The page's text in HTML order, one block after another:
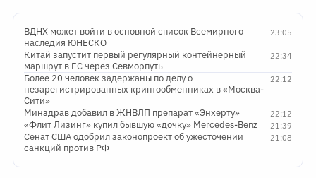
23:05
ВДНХ может войти в основной список Всемирного
наследия ЮНЕСКО
22:34
Китай запустит первый регулярный контейнерный
маршрут в ЕС через Севморпуть
22:12
Более 20 человек задержаны по делу о
незарегистрированных криптообменниках в «Москва-
Сити»
22:12
Минздрав добавил в ЖНВЛП препарат «Энхерту»
21:39
«Флит Лизинг» купил бывшую «дочку» Mercedes-Benz
21:08
Сенат США одобрил законопроект об ужесточении
санкций против РФ